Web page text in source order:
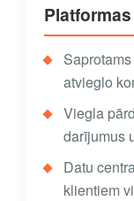
atvieglo
Viegla
darījumus
Datu
klientiem